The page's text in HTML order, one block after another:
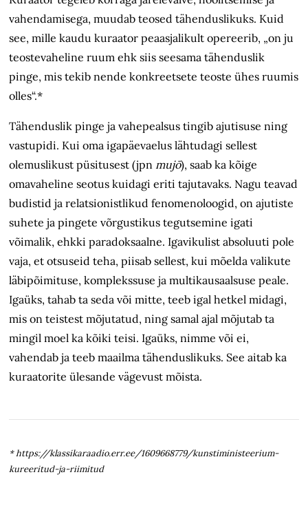
vahendamisega, muudab teosed tähenduslikuks. Kuid
see, mille kaudu kuraator peaasjalikult opereerib, „on ju
teostevaheline ruum ehk siis seesama tähenduslik
pinge, mis tekib nende konkreetsete teoste ühes ruumis
olles“.*
Tähenduslik pinge ja vahepealsus tingib ajutisuse ning
vastupidi. Kui oma igapäevaelus lähtudagi sellest
olemuslikust püsitusest (jpn mujō), saab ka kõige
omavaheline seotus kuidagi eriti tajutavaks. Nagu teavad
budistid ja relatsionistlikud fenomenoloogid, on ajutiste
suhete ja pingete võrgustikus tegutsemine igati
võimalik, ehkki paradoksaalne. Igavikulist absoluuti pole
vaja, et otsuseid teha, piisab sellest, kui mõelda valikute
läbipõimituse, komplekssuse ja multikausaalsuse peale.
Igaüks, tahab ta seda või mitte, teeb igal hetkel midagi,
mis on teistest mõjutatud, ning samal ajal mõjutab ta
mingil moel ka kõiki teisi. Igaüks, nimme või ei,
vahendab ja teeb maailma tähenduslikuks. See aitab ka
kuraatorite ülesande vägevust mõista.
* https://klassikaraadio.err.ee/1609668779/kunstiministeerium-
kureeritud-ja-riimitud